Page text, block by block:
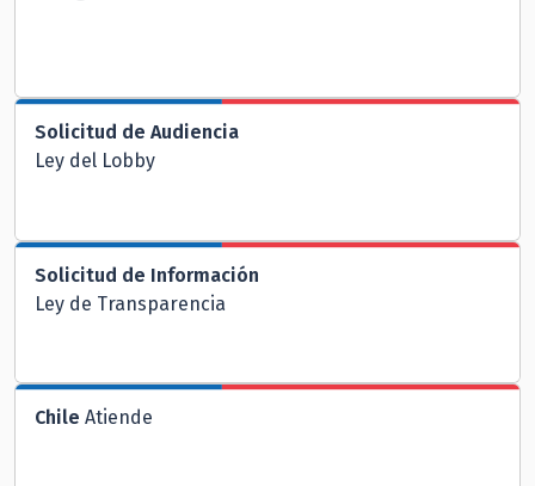
Solicitud de Audiencia
Ley del Lobby
Solicitud de Información
Ley de Transparencia
Chile Atiende